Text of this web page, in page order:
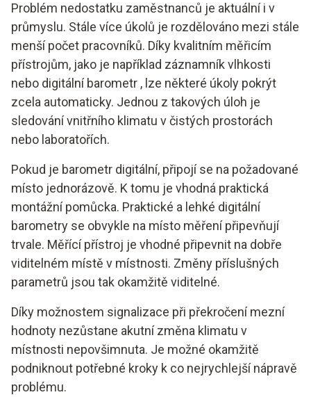
Problém nedostatku zaměstnanců je aktuální i v
průmyslu. Stále více úkolů je rozdělováno mezi stále
menší počet pracovníků. Díky kvalitním měřicím
přístrojům, jako je například záznamník vlhkosti
nebo digitální barometr , lze některé úkoly pokrýt
zcela automaticky. Jednou z takových úloh je
sledování vnitřního klimatu v čistých prostorách
nebo laboratořích.
Pokud je barometr digitální, připojí se na požadované
místo jednorázově. K tomu je vhodná praktická
montážní pomůcka. Praktické a lehké digitální
barometry se obvykle na místo měření připevňují
trvale. Měřící přístroj je vhodné připevnit na dobře
viditelném místě v místnosti. Změny příslušných
parametrů jsou tak okamžitě viditelné.
Díky možnostem signalizace při překročení mezní
hodnoty nezůstane akutní změna klimatu v
místnosti nepovšimnuta. Je možné okamžitě
podniknout potřebné kroky k co nejrychlejší nápravě
problému.